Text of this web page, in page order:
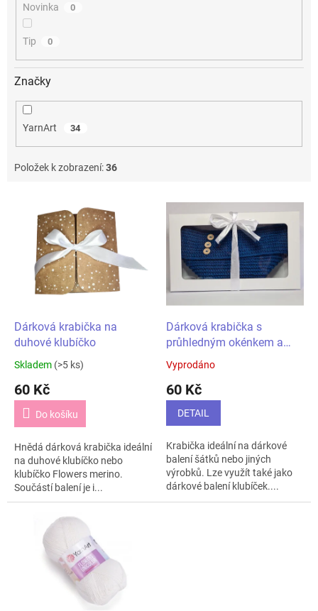
Novinka 0
Tip 0
Značky
YarnArt 34
Položek k zobrazení:36
Dárková krabička na
duhové klubíčko
Skladem (>5 ks)
60 Kč
Do košíku
Hnědá dárková krabička ideální
na duhové klubíčko nebo
klubíčko Flowers merino.
Součástí balení je i...
Dárková krabička s
průhledným okénkem a
stužkou
Vyprodáno
60 Kč
DETAIL
Krabička ideální na dárkové
balení šátků nebo jiných
výrobků. Lze využít také jako
dárkové balení klubíček....